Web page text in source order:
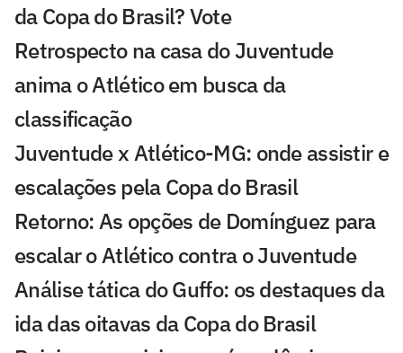
da Copa do Brasil? Vote
Retrospecto na casa do Juventude
anima o Atlético em busca da
classificação
Juventude x Atlético-MG: onde assistir e
escalações pela Copa do Brasil
Retorno: As opções de Domínguez para
escalar o Atlético contra o Juventude
Análise tática do Guffo: os destaques da
ida das oitavas da Copa do Brasil